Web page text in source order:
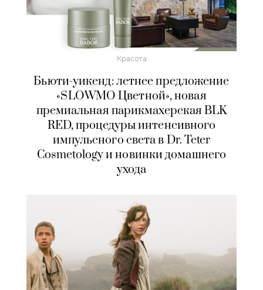
Красота
Бьюти-уикенд: летнее предложение
«SLOWMO Цветной», новая
премиальная парикмахерская BLK
RED, процедуры интенсивного
импульсного света в Dr. Teter
Cosmetology и новинки домашнего
ухода